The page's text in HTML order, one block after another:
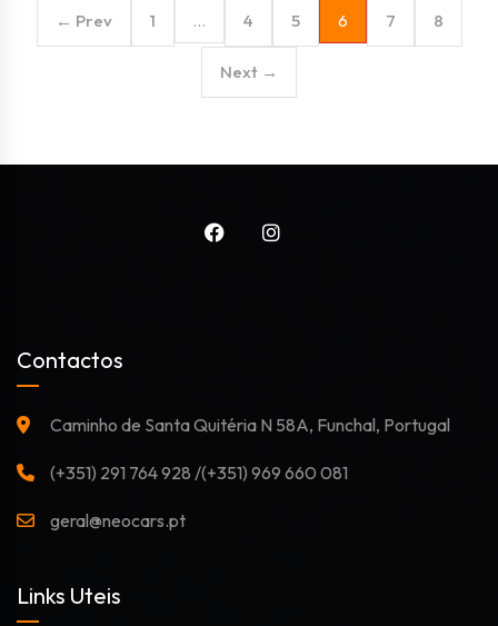
← Prev 1 … 4 5 6 7 8
Next →
Contactos
Caminho de Santa Quitéria N 58A, Funchal, Portugal
(+351) 291 764 928 /(+351) 969 660 081
geral@neocars.pt
Links Uteis